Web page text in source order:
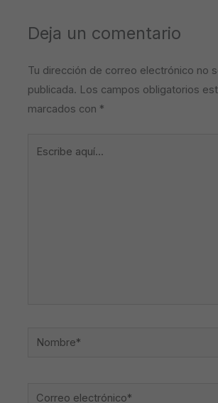
Deja un comentario
Tu dirección de correo electrónico no
publicada. Los campos obligatorios
marcados con *
Nombre*
Correo